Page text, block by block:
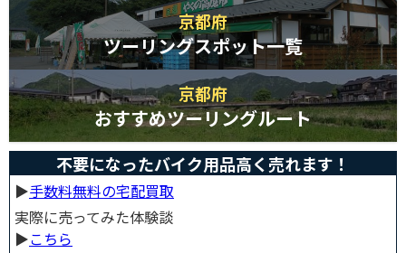
京都府
ツーリングスポット一覧
京都府
おすすめツーリングルート
不要になったバイク用品高く売れます！
▶︎手数料無料の宅配買取
実際に売ってみた体験談
▶︎こちら